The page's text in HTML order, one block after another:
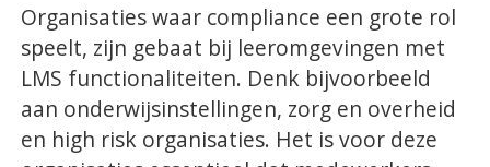
Organisaties waar compliance een grote rol
speelt, zijn gebaat bij leeromgevingen met
LMS functionaliteiten. Denk bijvoorbeeld
aan onderwijsinstellingen, zorg en overheid
en high risk organisaties. Het is voor deze